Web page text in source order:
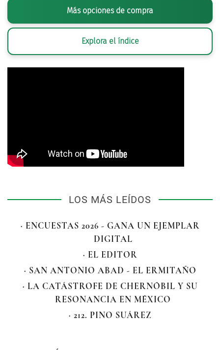
Más opciones de compra
Explora el índice
LOS MÁS LEÍDOS
· ENCUESTAS 2026 - GANA UN EJEMPLAR
DIGITAL
· EL EDITOR
· SAN ANTONIO ABAD - EL ERMITAÑO
· LA CATÁSTROFE DE CHERNÓBIL Y SU
RESONANCIA EN MÉXICO
· 212. PINO SUÁREZ